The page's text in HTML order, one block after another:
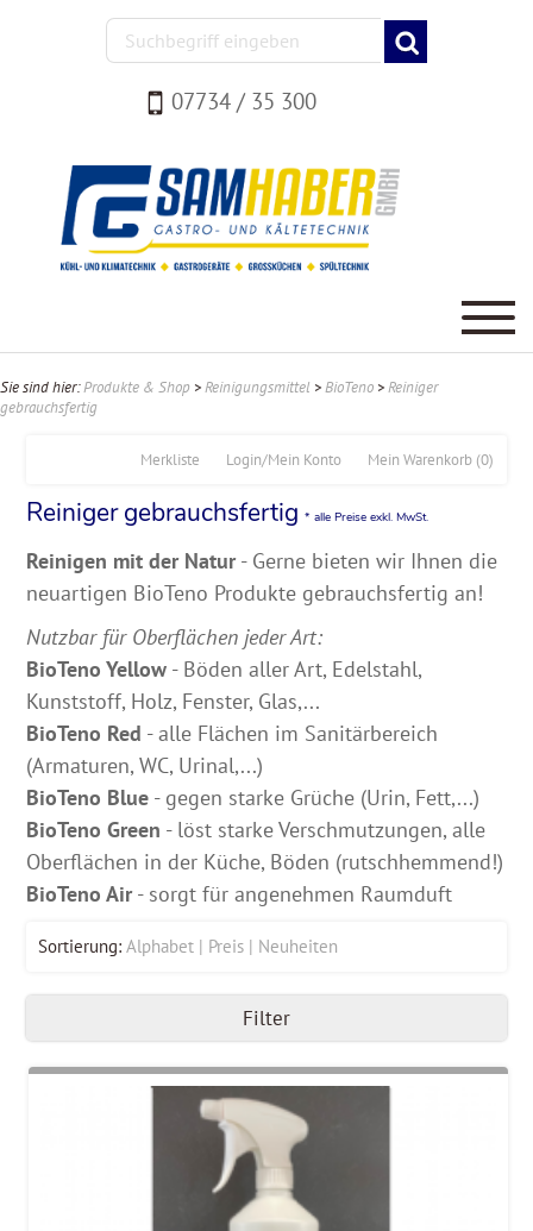
07734 / 35 300
Sie sind hier:Produkte & Shop >Reinigungsmittel >BioTeno >Reiniger
gebrauchsfertig
Mein Warenkorb (0)
Login/Mein Konto
Merkliste
Reiniger gebrauchsfertig * alle Preise exkl. MwSt.
Reinigen mit der Natur- Gerne bieten wir Ihnen die
neuartigen BioTeno Produkte gebrauchsfertig an!
Nutzbar für Oberflächen jeder Art:
BioTeno Yellow - Böden aller Art, Edelstahl,
Kunststoff, Holz, Fenster, Glas,...
BioTeno Red - alle Flächen im Sanitärbereich
(Armaturen, WC, Urinal,...)
BioTeno Blue - gegen starke Grüche (Urin, Fett,...)
BioTeno Green - löst starke Verschmutzungen, alle
Oberflächen in der Küche, Böden (rutschhemmend!)
BioTeno Air- sorgt für angenehmen Raumduft
Sortierung: Alphabet Preis Neuheiten
Filter